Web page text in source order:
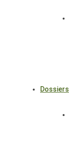
Dossiers